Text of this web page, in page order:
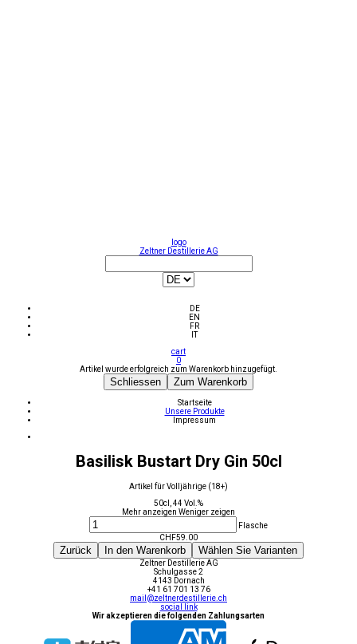
logo
Zeltner Destillerie AG
DE
EN
FR
IT
cart
0
Artikel wurde erfolgreich zum Warenkorb hinzugefügt.
Schliessen Zum Warenkorb
Startseite
Unsere Produkte
Impressum
Basilisk Bustart Dry Gin 50cl
Artikel für Volljährige (18+)
50cl, 44 Vol.%
Mehr anzeigen Weniger zeigen
Flasche
CHF59.00
Zurück In den Warenkorb Wählen Sie Varianten
Zeltner Destillerie AG
Schulgasse 2
4143 Dornach
+41 61 701 13 76
mail@zeltnerdestillerie.ch
social link
Wir akzeptieren die folgenden Zahlungsarten